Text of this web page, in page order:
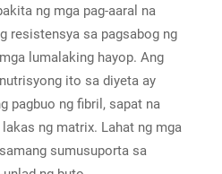
ng mga pag-aaral na
resistensya sa pagsabog ng
lumalaking hayop. Ang
ito sa diyeta ay
pagbuo ng fibril, sapat na
ng matrix. Lahat ng mga
sumusuporta sa